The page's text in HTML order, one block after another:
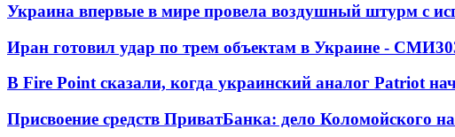
Украина впервые в мире провела воздушный штурм с
Иран готовил удар по трем объектам в Украине - СМИ
В Fire Point сказали, когда украинский аналог Patriot
Присвоение средств ПриватБанка: дело Коломойского